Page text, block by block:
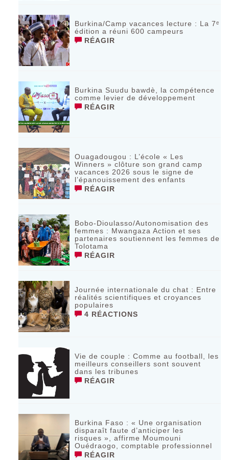
Burkina/Camp vacances lecture : La 7ᵉ
édition a réuni 600 campeurs
RÉAGIR
Burkina Suudu bawdè, la compétence
comme levier de développement
RÉAGIR
Ouagadougou : L’école « Les
Winners » clôture son grand camp
vacances 2026 sous le signe de
l’épanouissement des enfants
RÉAGIR
Bobo-Dioulasso/Autonomisation des
femmes : Mwangaza Action et ses
partenaires soutiennent les femmes de
Tolotama
RÉAGIR
Journée internationale du chat : Entre
réalités scientifiques et croyances
populaires
4 RÉACTIONS
Vie de couple : Comme au football, les
meilleurs conseillers sont souvent
dans les tribunes
RÉAGIR
Burkina Faso : « Une organisation
disparaît faute d’anticiper les
risques », affirme Moumouni
Ouédraogo, comptable professionnel
RÉAGIR